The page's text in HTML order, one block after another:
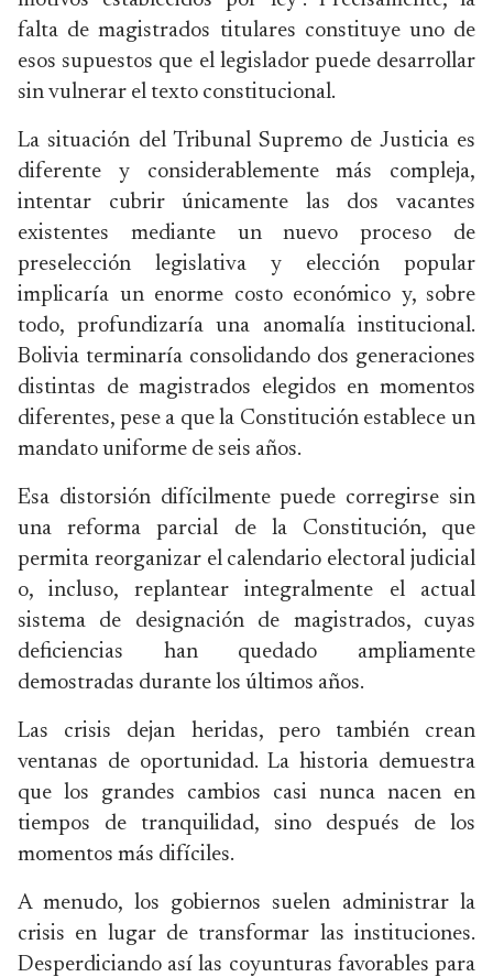
falta de magistrados titulares constituye uno de
esos supuestos que el legislador puede desarrollar
sin vulnerar el texto constitucional.
La situación del Tribunal Supremo de Justicia es
diferente y considerablemente más compleja,
intentar cubrir únicamente las dos vacantes
existentes mediante un nuevo proceso de
preselección legislativa y elección popular
implicaría un enorme costo económico y, sobre
todo, profundizaría una anomalía institucional.
Bolivia terminaría consolidando dos generaciones
distintas de magistrados elegidos en momentos
diferentes, pese a que la Constitución establece un
mandato uniforme de seis años.
Esa distorsión difícilmente puede corregirse sin
una reforma parcial de la Constitución, que
permita reorganizar el calendario electoral judicial
o, incluso, replantear integralmente el actual
sistema de designación de magistrados, cuyas
deficiencias han quedado ampliamente
demostradas durante los últimos años.
Las crisis dejan heridas, pero también crean
ventanas de oportunidad. La historia demuestra
que los grandes cambios casi nunca nacen en
tiempos de tranquilidad, sino después de los
momentos más difíciles.
A menudo, los gobiernos suelen administrar la
crisis en lugar de transformar las instituciones.
Desperdiciando así las coyunturas favorables para